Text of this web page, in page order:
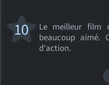
Le meilleur film
beaucoup aimé.
d'action.
10